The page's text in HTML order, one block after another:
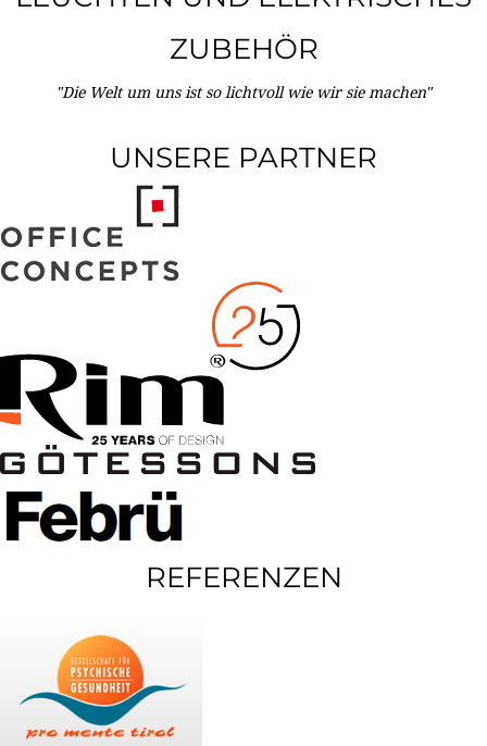
ZUBEHÖR
"Die Welt um uns ist so lichtvoll wie wir sie machen"
UNSERE PARTNER
REFERENZEN